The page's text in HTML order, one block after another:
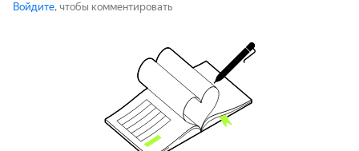
Войдите, чтобы комментировать